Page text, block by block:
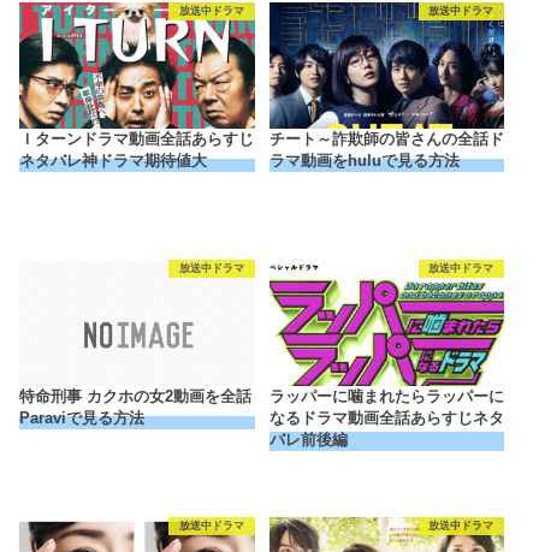
放送中ドラマ
Ｉターンドラマ動画全話あらすじ
ネタバレ神ドラマ期待値大
放送中ドラマ
チート～詐欺師の皆さんの全話ド
ラマ動画をhuluで見る方法
放送中ドラマ
特命刑事 カクホの女2動画を全話
Paraviで見る方法
放送中ドラマ
ラッパーに噛まれたらラッパーに
なるドラマ動画全話あらすじネタ
バレ前後編
放送中ドラマ 放送中ドラマ